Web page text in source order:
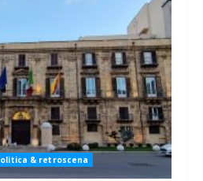
& retroscena